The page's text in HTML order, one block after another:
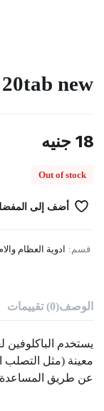
new
18 جنيه
Out of stock
أضف إلى
قسم: ادوية العظام
الوصف(0) تقييمات
يستخدم الباكلوفين
معينة (مثل التصلب
عن طريق